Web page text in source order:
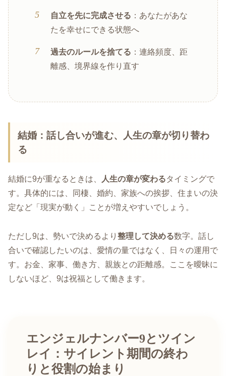
自立を先に完成させる ：あなたがあな
たを幸せにできる状態へ
過去のルールを捨てる ：連絡頻度、距
離感、境界線を作り直す
結婚：話し合いが進む、人生の章が切り替わ
る
結婚に9が重なるときは、 人生の章が変わるタイミングで
す。具体的には、同棲、婚約、家族への挨拶、住まいの決
定など「現実が動く」ことが増えやすいでしょう。
ただし9は、勢いで決めるより 整理して決める数字。話し
合いで確認したいのは、愛情の量ではなく、日々の運用で
す。お金、家事、働き方、親族との距離感。ここを曖昧に
しないほど、9は祝福として働きます。
エンジェルナンバー9とツイン
レイ：サイレント期間の終わ
りと役割の始まり